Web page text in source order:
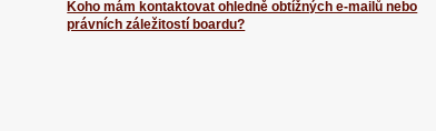
Koho mám kontaktovat ohledně obtížných e-mailů nebo
právních záležitostí boardu?